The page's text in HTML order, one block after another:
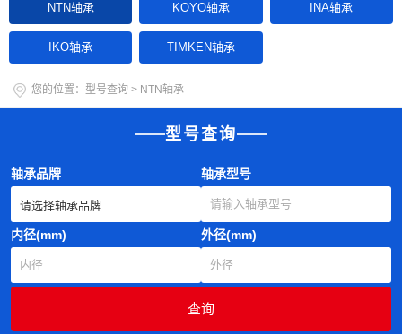
NTN轴承 KOYO轴承 INA轴承
IKO轴承 TIMKEN轴承
您的位置： 型号查询 > NTN轴承
型号查询
轴承品牌 轴承型号
内径(mm) 外径(mm)